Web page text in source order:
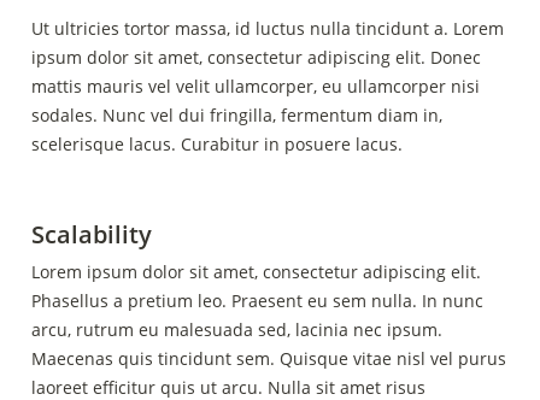
Ut ultricies tortor massa, id luctus nulla tincidunt a. Lorem
ipsum dolor sit amet, consectetur adipiscing elit. Donec
mattis mauris vel velit ullamcorper, eu ullamcorper nisi
sodales. Nunc vel dui fringilla, fermentum diam in,
scelerisque lacus. Curabitur in posuere lacus.
Scalability
Lorem ipsum dolor sit amet, consectetur adipiscing elit.
Phasellus a pretium leo. Praesent eu sem nulla. In nunc
arcu, rutrum eu malesuada sed, lacinia nec ipsum.
Maecenas quis tincidunt sem. Quisque vitae nisl vel purus
laoreet efficitur quis ut arcu. Nulla sit amet risus